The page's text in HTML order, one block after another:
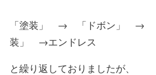
「塗装」 → 「ドボン」 →
装」 →エンドレス
と繰り返しておりましたが、